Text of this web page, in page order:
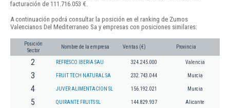
facturación de 111.716.053 €.
A continuación podrá consultar la posición en el ranking de Zumos
Valencianos Del Mediterraneo Sa y empresas con posiciones similares:
Posición
Sector
Nombre de la empresa Ventas (€) Provincia
2 REFRESCO IBERIA SAU 324.245.000 Valencia
3 FRUIT TECH NATURAL SA 232.743.044 Murcia
4 JUVER ALIMENTACION SL 156.192.021 Murcia
5 QUIRANTE FRUITS SL 144.829.937 Alicante